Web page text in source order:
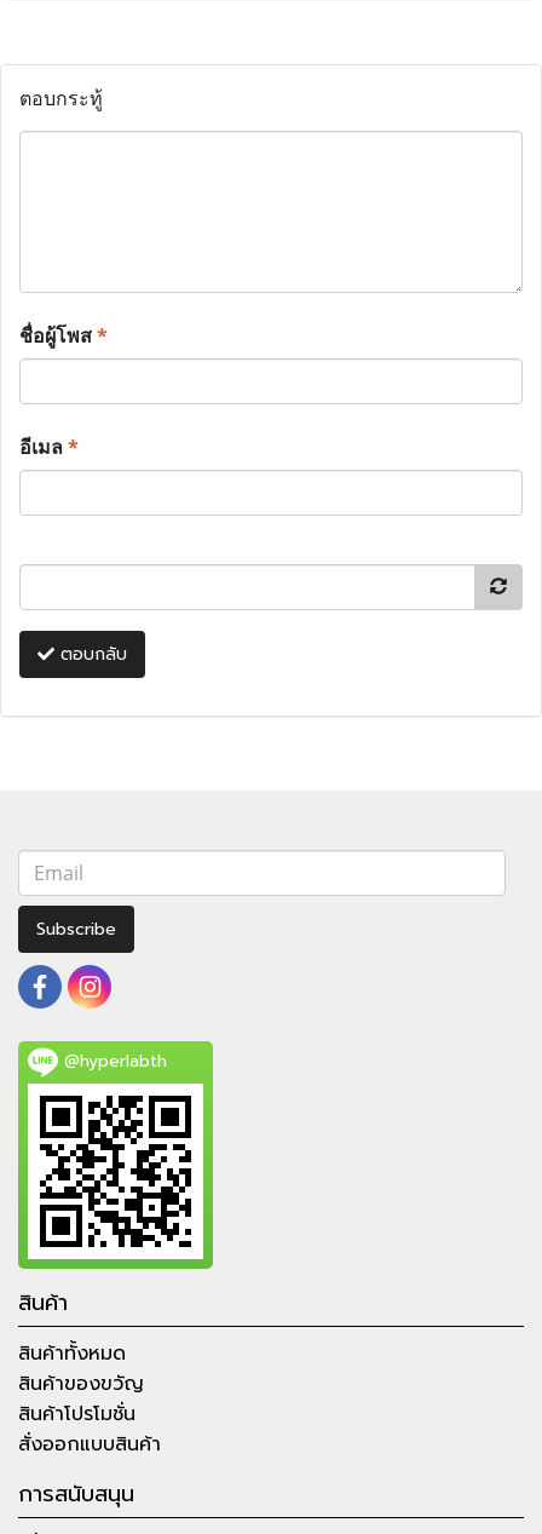
ตอบกระทู้
ชื่อผู้โพส*
อีเมล*
ตอบกลับ
Subscribe
@hyperlabth
สินค้า
สินค้าทั้งหมด
สินค้าของขวัญ
สินค้าโปรโมชั่น
สั่งออกแบบสินค้า
การสนับสนุน